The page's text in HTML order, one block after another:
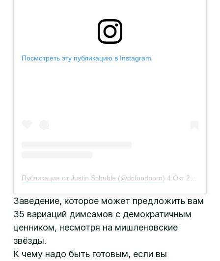
Посмотреть эту публикацию в Instagram
Публикация от Justin Schuble (@dcfoodporn) 4 Окт 2018 в 7:34 PDT
Заведение, которое может предложить вам
35 вариаций димсамов с демократичным
ценником, несмотря на мишленовские
звёзды.
К чему надо быть готовым, если вы